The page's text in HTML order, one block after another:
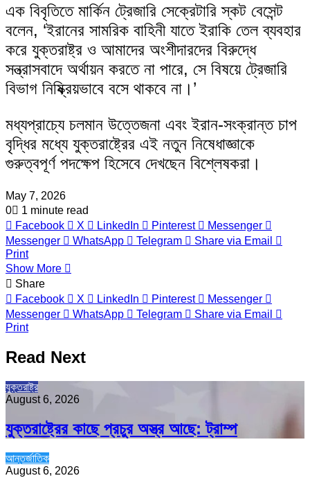
এক বিবৃতিতে মার্কিন ট্রেজারি সেক্রেটারি স্কট বেসেন্ট
বলেন, ‘ইরানের সামরিক বাহিনী যাতে ইরাকি তেল ব্যবহার
করে যুক্তরাষ্ট্র ও আমাদের অংশীদারদের বিরুদ্ধে
সন্ত্রাসবাদে অর্থায়ন করতে না পারে, সে বিষয়ে ট্রেজারি
বিভাগ নিষ্ক্রিয়ভাবে বসে থাকবে না।’
মধ্যপ্রাচ্যে চলমান উত্তেজনা এবং ইরান-সংক্রান্ত চাপ
বৃদ্ধির মধ্যে যুক্তরাষ্ট্রের এই নতুন নিষেধাজ্ঞাকে
গুরুত্বপূর্ণ পদক্ষেপ হিসেবে দেখছেন বিশ্লেষকরা।
May 7, 2026
0
1 minute read
Facebook
X LinkedIn Pinterest
Messenger
Messenger
WhatsApp Telegram
Share via Email
Print
Show More
Share
Facebook
X LinkedIn Pinterest
Messenger
Messenger
WhatsApp Telegram
Share via Email
Print
Read Next
যুক্তরাষ্ট্র
August 6, 2026
যুক্তরাষ্ট্রের কাছে প্রচুর অস্ত্র আছে: ট্রাম্প
আন্তর্জাতিক
August 6, 2026